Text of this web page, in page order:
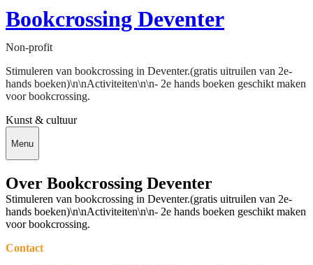
Bookcrossing Deventer
Non-profit
Stimuleren van bookcrossing in Deventer.(gratis uitruilen van 2e-
hands boeken)\n\nActiviteiten\n\n- 2e hands boeken geschikt maken
voor bookcrossing.
Kunst & cultuur
Menu
Over Bookcrossing Deventer
Stimuleren van bookcrossing in Deventer.(gratis uitruilen van 2e-
hands boeken)\n\nActiviteiten\n\n- 2e hands boeken geschikt maken
voor bookcrossing.
Contact